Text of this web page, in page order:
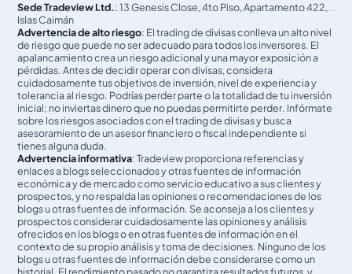
Sede Tradeview Ltd.: 13 Genesis Close, 4to Piso, Apartamento 422,
Islas Caimán
Advertencia de alto riesgo: El trading de divisas conlleva un alto nivel
de riesgo que puede no ser adecuado para todos los inversores. El
apalancamiento crea un riesgo adicional y una mayor exposición a
pérdidas. Antes de decidir operar con divisas, considera
cuidadosamente tus objetivos de inversión, nivel de experiencia y
tolerancia al riesgo. Podrías perder parte o la totalidad de tu inversión
inicial; no inviertas dinero que no puedas permitirte perder. Infórmate
sobre los riesgos asociados con el trading de divisas y busca
asesoramiento de un asesor financiero o fiscal independiente si
tienes alguna duda.
Advertencia informativa: Tradeview proporciona referencias y
enlaces a blogs seleccionados y otras fuentes de información
económica y de mercado como servicio educativo a sus clientes y
prospectos, y no respalda las opiniones o recomendaciones de los
blogs u otras fuentes de información. Se aconseja a los clientes y
prospectos considerar cuidadosamente las opiniones y análisis
ofrecidos en los blogs o en otras fuentes de información en el
contexto de su propio análisis y toma de decisiones. Ninguno de los
blogs u otras fuentes de información debe considerarse como un